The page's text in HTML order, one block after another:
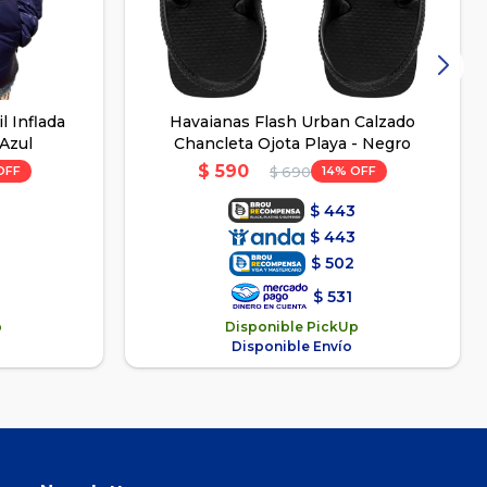
Inflada
Havaianas Flash Urban Calzado
Chancleta Ojota Playa - Negro
$ 590 $ 690 14
$ 443
$ 443
$ 502
$ 531
Disponible PickUp
Disponible Envío